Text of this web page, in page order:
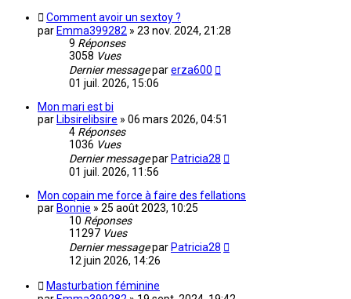
Comment avoir un sextoy ?
par Emma399282 » 23 nov. 2024, 21:28
9 Réponses
3058 Vues
Dernier messageparerza600
01 juil. 2026, 15:06
Mon mari est bi
par Libsirelibsire » 06 mars 2026, 04:51
4 Réponses
1036 Vues
Dernier messagepar Patricia28
01 juil. 2026, 11:56
Mon copain me force à faire des fellations
par Bonnie » 25 août 2023, 10:25
10 Réponses
11297 Vues
Dernier messagepar Patricia28
12 juin 2026, 14:26
Masturbation féminine